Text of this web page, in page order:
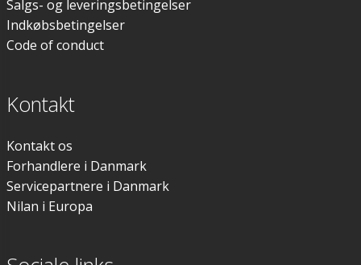
Salgs- og leveringsbetingelser
Indkøbsbetingelser
Code of conduct
Kontakt
Kontakt os
Forhandlere i Danmark
Servicepartnere i Danmark
Nilan i Europa